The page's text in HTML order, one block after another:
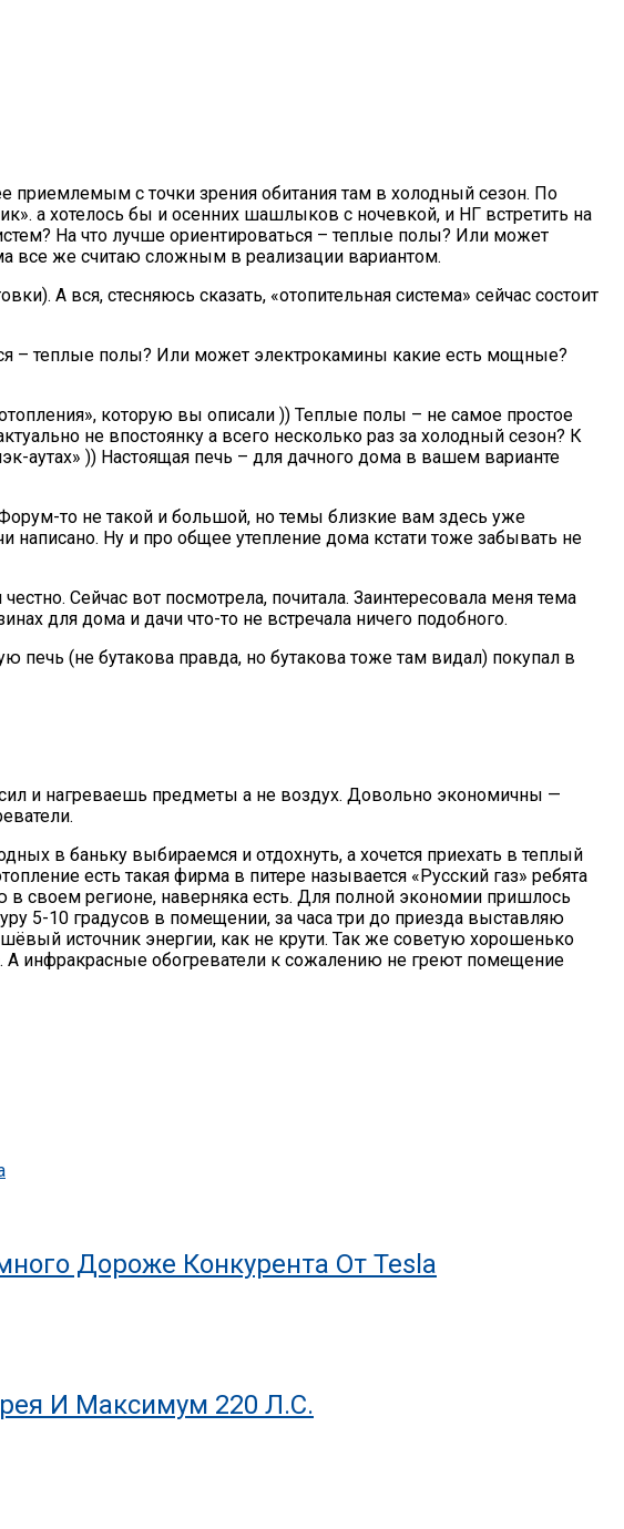
приемлемым с точки зрения обитания там в холодный сезон. По
а хотелось бы и осенних шашлыков с ночевкой, и НГ встретить на
На что лучше ориентироваться – теплые полы? Или может
все же считаю сложным в реализации вариантом.
А вся, стесняюсь сказать, «отопительная система» сейчас состоит
– теплые полы? Или может электрокамины какие есть мощные?
которую вы описали )) Теплые полы – не самое простое
не впостоянку а всего несколько раз за холодный сезон? К
аутах» )) Настоящая печь – для дачного дома в вашем варианте
то не такой и большой, но темы близкие вам здесь уже
Ну и про общее утепление дома кстати тоже забывать не
Сейчас вот посмотрела, почитала. Заинтересовала меня тема
для дома и дачи что-то не встречала ничего подобного.
(не бутакова правда, но бутакова тоже там видал) покупал в
и нагреваешь предметы а не воздух. Довольно экономичны —
в баньку выбираемся и отдохнуть, а хочется приехать в теплый
есть такая фирма в питере называется «Русский газ» ребята
в своем регионе, наверняка есть. Для полной экономии пришлось
5-10 градусов в помещении, за часа три до приезда выставляю
источник энергии, как не крути. Так же советую хорошенько
А инфракрасные обогреватели к сожалению не греют помещение
Дороже Конкурента От Tesla
И Максимум 220 Л.с.